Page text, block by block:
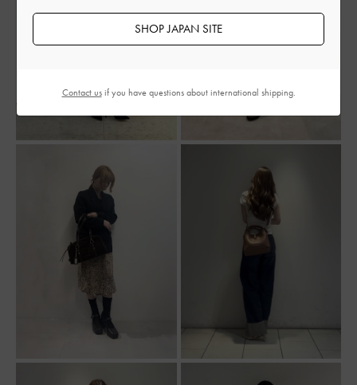
SHOP JAPAN SITE
Contact usif you have questions about international shipping.